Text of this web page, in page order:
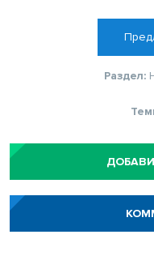
Раздел: